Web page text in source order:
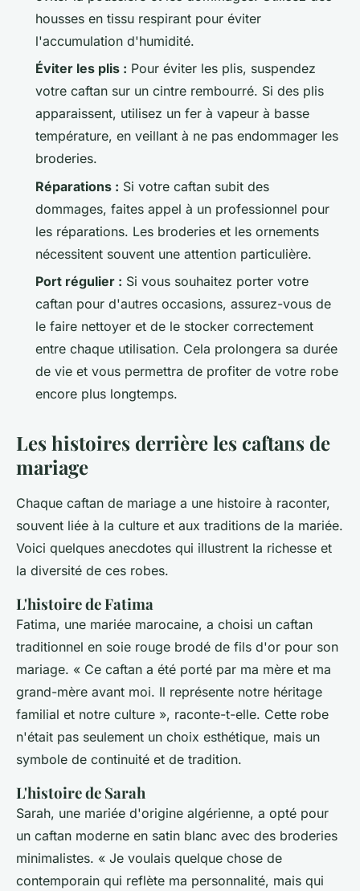
housses en tissu respirant pour éviter
l'accumulation d'humidité.
Éviter les plis : Pour éviter les plis, suspendez
votre caftan sur un cintre rembourré. Si des plis
apparaissent, utilisez un fer à vapeur à basse
température, en veillant à ne pas endommager les
broderies.
Réparations : Si votre caftan subit des
dommages, faites appel à un professionnel pour
les réparations. Les broderies et les ornements
nécessitent souvent une attention particulière.
Port régulier : Si vous souhaitez porter votre
caftan pour d'autres occasions, assurez-vous de
le faire nettoyer et de le stocker correctement
entre chaque utilisation. Cela prolongera sa durée
de vie et vous permettra de profiter de votre robe
encore plus longtemps.
Les histoires derrière les caftans de
mariage
Chaque caftan de mariage a une histoire à raconter,
souvent liée à la culture et aux traditions de la mariée.
Voici quelques anecdotes qui illustrent la richesse et
la diversité de ces robes.
L'histoire de Fatima
Fatima, une mariée marocaine, a choisi un caftan
traditionnel en soie rouge brodé de fils d'or pour son
mariage. « Ce caftan a été porté par ma mère et ma
grand-mère avant moi. Il représente notre héritage
familial et notre culture », raconte-t-elle. Cette robe
n'était pas seulement un choix esthétique, mais un
symbole de continuité et de tradition.
L'histoire de Sarah
Sarah, une mariée d'origine algérienne, a opté pour
un caftan moderne en satin blanc avec des broderies
minimalistes. « Je voulais quelque chose de
contemporain qui reflète ma personnalité, mais qui